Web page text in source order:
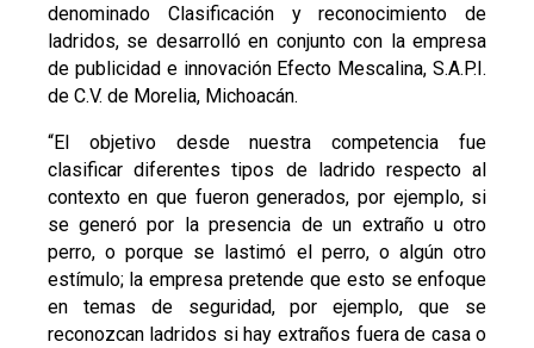
denominado Clasificación y reconocimiento de
ladridos, se desarrolló en conjunto con la empresa
de publicidad e innovación Efecto Mescalina, S.A.P.I.
de C.V. de Morelia, Michoacán.
“El objetivo desde nuestra competencia fue
clasificar diferentes tipos de ladrido respecto al
contexto en que fueron generados, por ejemplo, si
se generó por la presencia de un extraño u otro
perro, o porque se lastimó el perro, o algún otro
estímulo; la empresa pretende que esto se enfoque
en temas de seguridad, por ejemplo, que se
reconozcan ladridos si hay extraños fuera de casa o